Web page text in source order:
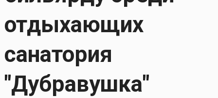
отдыхающих
санатория
"Дубравушка"